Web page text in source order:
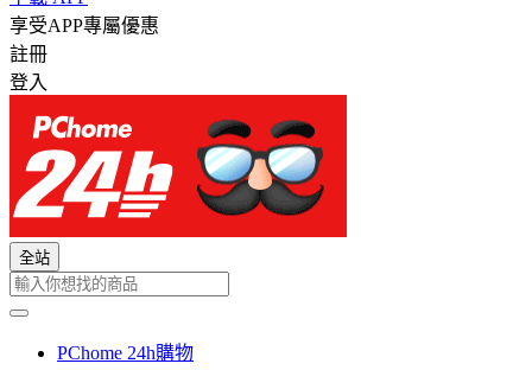
享受APP專屬優惠
註冊
登入
全站
PChome 24h購物